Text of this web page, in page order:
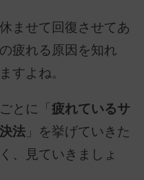
ませて回復させてあ
疲れる原因を知れ
すよね。
とに「 疲れているサ
法 」を挙げていきた
、見ていきましょ